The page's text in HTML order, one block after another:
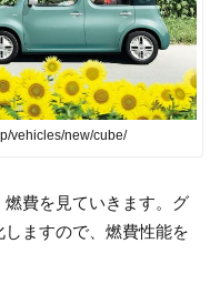
vehicles/new/cube/
費を見ていきます。グ
ますので、燃費性能を